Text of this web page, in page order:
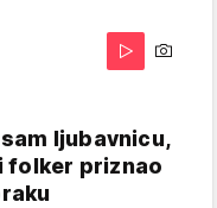
ljubavnicu,
folker priznao